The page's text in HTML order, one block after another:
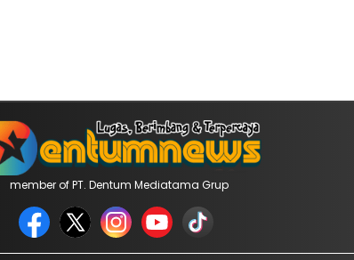
member of PT. Dentum Mediatama Grup